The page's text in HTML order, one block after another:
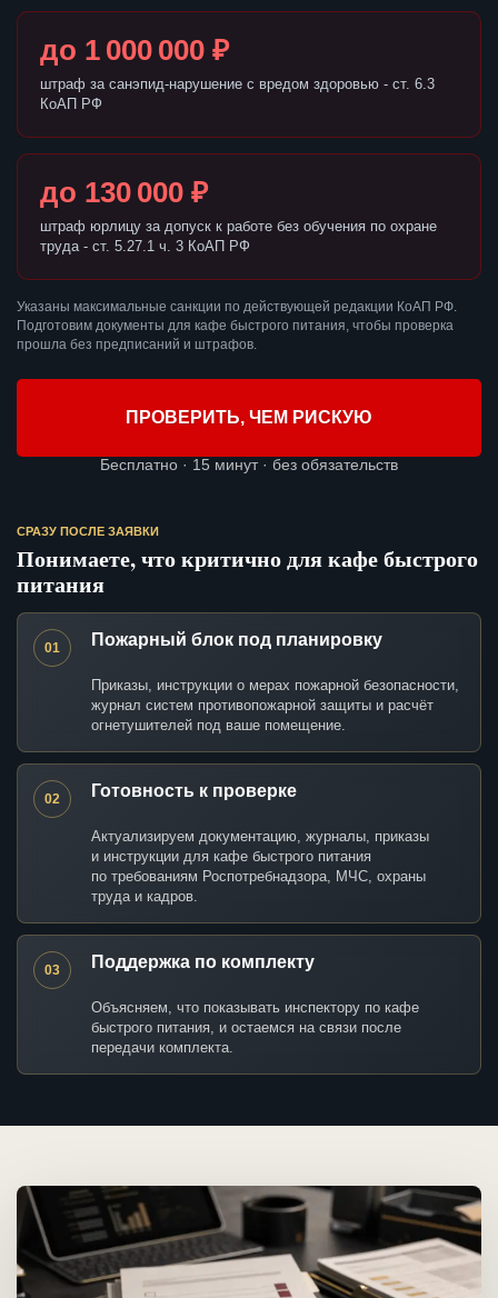
до 1 000 000 ₽
штраф за санэпид-нарушение с вредом здоровью - ст. 6.3
КоАП РФ
до 130 000 ₽
штраф юрлицу за допуск к работе без обучения по охране
труда - ст. 5.27.1 ч. 3 КоАП РФ
Указаны максимальные санкции по действующей редакции КоАП РФ.
Подготовим документы для кафе быстрого питания, чтобы проверка
прошла без предписаний и штрафов.
ПРОВЕРИТЬ, ЧЕМ РИСКУЮ
Бесплатно · 15 минут · без обязательств
СРАЗУ ПОСЛЕ ЗАЯВКИ
Понимаете, что критично для кафе быстрого
питания
01 Пожарный блок под планировку
Приказы, инструкции о мерах пожарной безопасности,
журнал систем противопожарной защиты и расчёт
огнетушителей под ваше помещение.
02 Готовность к проверке
Актуализируем документацию, журналы, приказы
и инструкции для кафе быстрого питания
по требованиям Роспотребнадзора, МЧС, охраны
труда и кадров.
03 Поддержка по комплекту
Объясняем, что показывать инспектору по кафе
быстрого питания, и остаемся на связи после
передачи комплекта.